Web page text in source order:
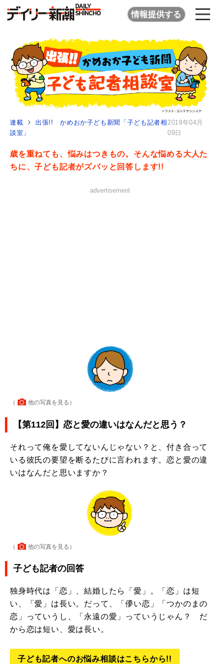
情報提供する
連載
出張!! かめおか子ども新聞「子ども記者相
談室」
2019年04月
09日
歳を重ねても、悩みはつきもの。そんな悩める大人た
ちに、子ども記者がズバッと回答します!!
advertisement
（ 他の写真を見る ）
【第112回】恋と愛の違いはなんだと思う？
それって俺を愛してないんじゃない？と、付き合って
いる彼氏の要望を断るたびに言われます。恋と愛の違
いはなんだと思いますか？
（ 他の写真を見る ）
子ども記者の回答
独身時代は「恋」、結婚したら「愛」。「恋」は短
い、「愛」は長い。だって、「儚い恋」「つかのまの
恋」っていうし、「永遠の愛」っていうじゃん？ だ
から恋は短い、愛は長い。
子ども記者へのお悩み相談はこちらから!!